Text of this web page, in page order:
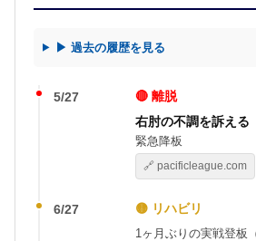
▶ 過去の履歴を見る
5/27
🔴 離脱
右肘の不調を訴える
緊急降板
🔗 pacificleague.com
6/27 🟡 リハビリ
1ヶ月ぶりの実戦登板